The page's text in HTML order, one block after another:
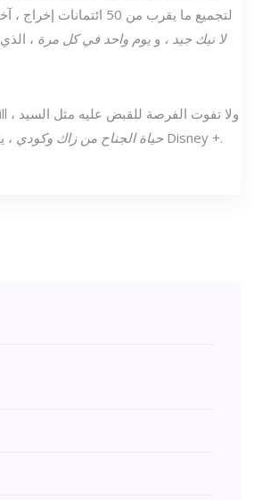
لتجميع ما يقرب من 50 ائتمانات إخراج ، آخرها للبرامج التلفزيونية
جنون عنك ، Bunk'd ، لا نيك جيد ، و يوم واحد في كل مرة ، الذي
حياة الجناح من زاك وكودي ، يتم البث على Disney +.